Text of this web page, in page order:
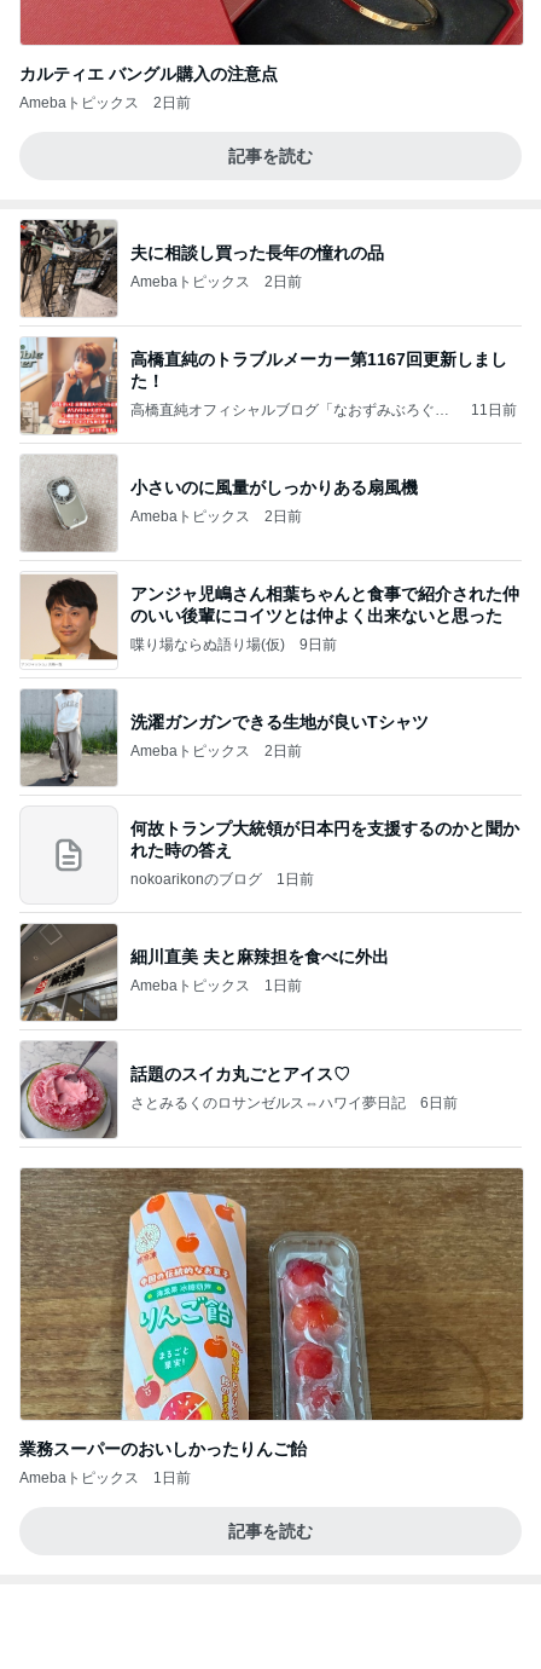
カルティエ バングル購入の注意点
Amebaトピックス 2日前
記事を読む
夫に相談し買った長年の憧れの品
Amebaトピックス 2日前
高橋直純のトラブルメーカー第1167回更新しまし
た！
高橋直純オフィシャルブログ「なおずみぶろぐ」
11日前
小さいのに風量がしっかりある扇風機
Amebaトピックス 2日前
アンジャ児嶋さん相葉ちゃんと食事で紹介された仲
のいい後輩にコイツとは仲よく出来ないと思った
喋り場ならぬ語り場(仮) 9日前
洗濯ガンガンできる生地が良いTシャツ
Amebaトピックス 2日前
何故トランプ大統領が日本円を支援するのかと聞か
れた時の答え
nokoarikonのブログ 1日前
細川直美 夫と麻辣担を食べに外出
Amebaトピックス 1日前
話題のスイカ丸ごとアイス♡
さとみるくのロサンゼルス⇔ハワイ夢日記 6日前
業務スーパーのおいしかったりんご飴
Amebaトピックス 1日前
記事を読む